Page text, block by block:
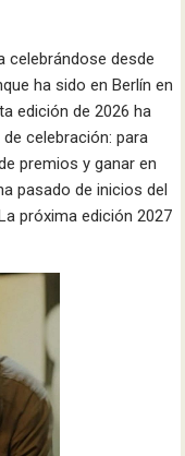
celebrándose desde
ha sido en Berlín en
edición de 2026 ha
celebración: para
premios y ganar en
pasado de inicios del
próxima edición 2027